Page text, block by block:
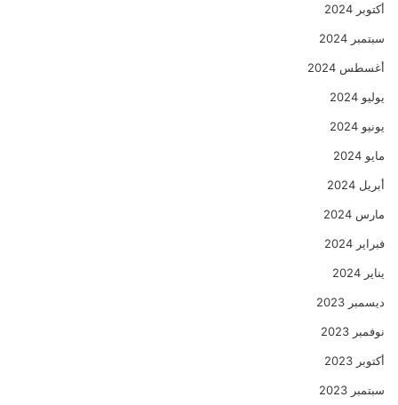
أكتوبر 2024
سبتمبر 2024
أغسطس 2024
يوليو 2024
يونيو 2024
مايو 2024
أبريل 2024
مارس 2024
فبراير 2024
يناير 2024
ديسمبر 2023
نوفمبر 2023
أكتوبر 2023
سبتمبر 2023